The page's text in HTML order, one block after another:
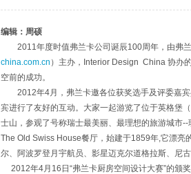
编辑：周硕
2011年度时值弗兰卡公司诞辰100周年，由弗兰
china.com.cn ）主办，Interior Design China 协办
空前的成功。
2012年4月，弗兰卡邀各位获奖选手及评委嘉宾
宾进行了友好的互动。大家一起游览了位于英格堡
士山，参观了号称瑞士最美丽、最理想的旅游城市
The Old Swiss House餐厅，始建于1859年,它漂亮
尔、阿波罗登月宇航员、影星迈克尔道格拉斯、尼
2012年4月16日“弗兰卡厨房空间设计大赛”的颁